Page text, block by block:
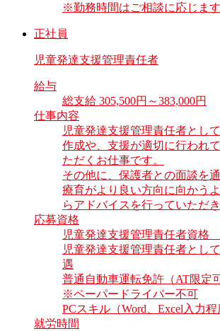
※勤務時間はご相談に応じます
正社員
児童発達支援管理責任者
給与
総支給 305,500円～383,000円
仕事内容
児童発達支援管理責任者とし
作成や、支援が適切に行われ
ただくお仕事です。
その他に、保護者との面談を
療育がより良い方向に向かう
らアドバイスを行っていただき
応募資格
児童発達支援管理責任者資格
児童発達支援管理責任者とし
遇
普通自動車運転免許（AT限定
※ペーパードライバー不可
PCスキル（Word、Excel入力程
就労時間